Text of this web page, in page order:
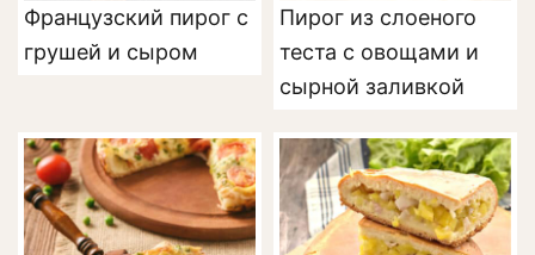
Французский пирог с
грушей и сыром
Пирог из слоеного
теста с овощами и
сырной заливкой